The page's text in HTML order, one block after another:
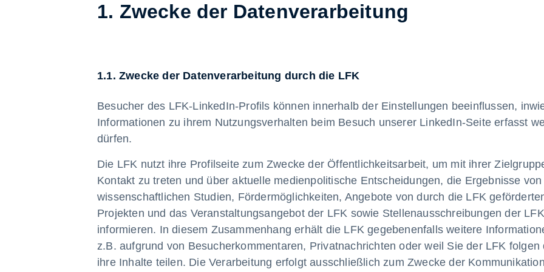
1. Zwecke der Datenverarbeitung
1.1. Zwecke der Datenverarbeitung durch die LFK
Besucher des LFK-LinkedIn-Profils können innerhalb der Einstellungen beeinflussen,
Informationen zu ihrem Nutzungsverhalten beim Besuch unserer LinkedIn-Seite erfasst
dürfen.
Die LFK nutzt ihre Profilseite zum Zwecke der Öffentlichkeitsarbeit, um mit ihrer
Kontakt zu treten und über aktuelle medienpolitische Entscheidungen, die Ergebnisse von
wissenschaftlichen Studien, Fördermöglichkeiten, Angebote von durch die LFK
Projekten und das Veranstaltungsangebot der LFK sowie Stellenausschreibungen der
informieren. In diesem Zusammenhang erhält die LFK gegebenenfalls weitere
z.B. aufgrund von Besucherkommentaren, Privatnachrichten oder weil Sie der LFK folgen
ihre Inhalte teilen. Die Verarbeitung erfolgt ausschließlich zum Zwecke der